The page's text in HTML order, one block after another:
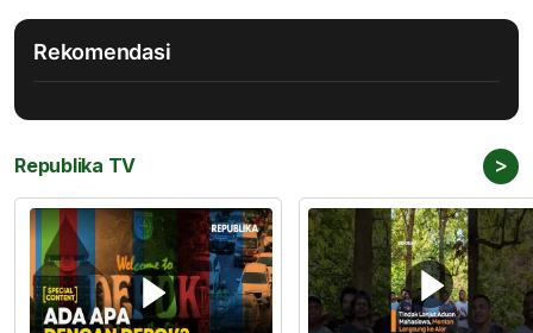
Rekomendasi
Republika TV >